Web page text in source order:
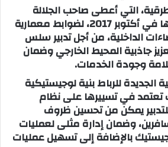
التي أعطى صاحب الجلالة
انطلاقة أشغال إنجازها في أكتوبر 2017، لضوابط معمارية
الداخلية، من أجل تدبير سلس
جاذبية المحيط الخارجي وضمان
وجودة الخدمات.
الجديدة للرباط بنية لوجيستيكية
تعتمد في تسييرها على نظام
يمكن من تحسين ظروف
وضمان إدارة مثلى لعمليات
بالإضافة إلى تسهيل عمليات